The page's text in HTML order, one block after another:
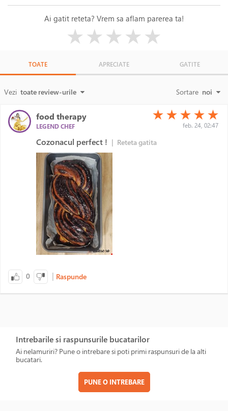
Ai gatit reteta? Vrem sa aflam parerea ta!
★★★★★
TOATE APRECIATE GATITE
Vezi toate review-urile Sortare noi
food therapy
LEGEND CHEF
(*)
★ (*)
★ (*)
★ (*)
★ (*)
★
feb. 24, 02:47
Cozonacul perfect ! | Reteta gatita
0 | Raspunde
Intrebarile si raspunsurile bucatarilor
Ai nelamuriri? Pune o intrebare si poti primi raspunsuri de la alti
bucatari.
PUNE O INTREBARE